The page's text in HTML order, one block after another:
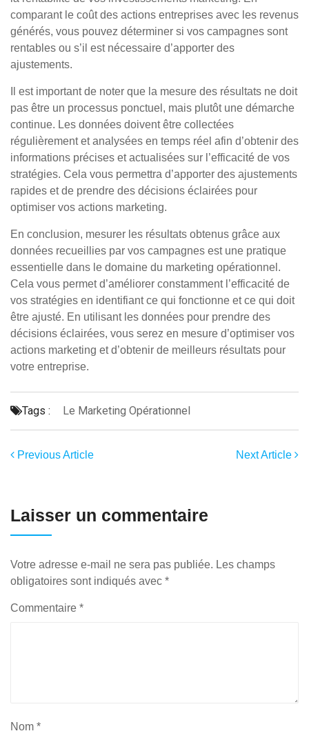
comparant le coût des actions entreprises avec les revenus
générés, vous pouvez déterminer si vos campagnes sont
rentables ou s’il est nécessaire d’apporter des
ajustements.
Il est important de noter que la mesure des résultats ne doit
pas être un processus ponctuel, mais plutôt une démarche
continue. Les données doivent être collectées
régulièrement et analysées en temps réel afin d’obtenir des
informations précises et actualisées sur l’efficacité de vos
stratégies. Cela vous permettra d’apporter des ajustements
rapides et de prendre des décisions éclairées pour
optimiser vos actions marketing.
En conclusion, mesurer les résultats obtenus grâce aux
données recueillies par vos campagnes est une pratique
essentielle dans le domaine du marketing opérationnel.
Cela vous permet d’améliorer constamment l’efficacité de
vos stratégies en identifiant ce qui fonctionne et ce qui doit
être ajusté. En utilisant les données pour prendre des
décisions éclairées, vous serez en mesure d’optimiser vos
actions marketing et d’obtenir de meilleurs résultats pour
votre entreprise.
Tags : Le Marketing Opérationnel
Previous Article Next Article
Laisser un commentaire
Votre adresse e-mail ne sera pas publiée. Les champs
obligatoires sont indiqués avec *
Commentaire *
Nom *